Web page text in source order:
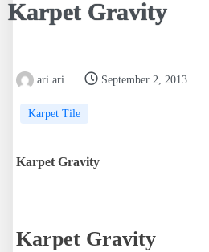
Karpet Gravity
ari ari September 2, 2013
Karpet Tile
Karpet Gravity
Karpet Gravity